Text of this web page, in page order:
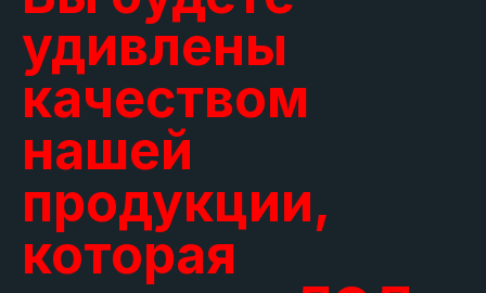
удивлены
качеством
нашей
продукции,
которая